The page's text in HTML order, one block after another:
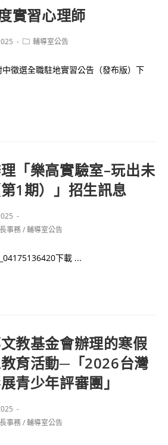
實習心理師
Post輔導室公告
徵選全職駐地實習公告（發布版）下
「樂高實驗室–玩出未
1期）」招生訊息
事務/輔導室公告
下載 ...
教基金會辦理的寒假
育活動─「2026台灣
青少年評審團」
事務/輔導室公告